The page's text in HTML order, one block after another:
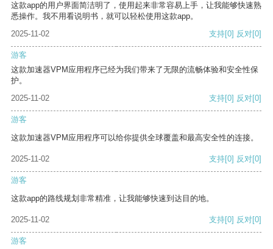
这款app的用户界面简洁明了，使用起来非常容易上手，让我能够快速熟
悉操作。我不用看说明书，就可以轻松使用这款app。
2025-11-02
支持[0] 反对[0]
游客
这款加速器VPM应用程序已经为我们带来了无限的流畅体验和安全性保
护。
2025-11-02
支持[0] 反对[0]
游客
这款加速器VPM应用程序可以给你提供全球覆盖和最高安全性的连接。
2025-11-02 支持[0] 反对[0]
游客
这款app的路线规划非常精准，让我能够快速到达目的地。
2025-11-02 支持[0] 反对[0]
游客